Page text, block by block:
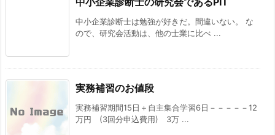
中小企業診断士は勉強が好きだ。間違いない。 な
ので、研究会活動は、他の士業に比べ ...
実務補習のお値段
実務補習期間15日＋自主集合学習6日－－－－－12
万円 (3回分申込費用) 3万 ...